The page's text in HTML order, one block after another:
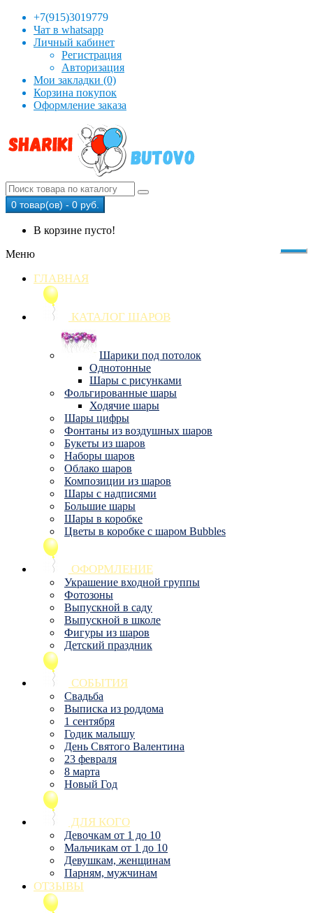
+7(915)3019779
Чат в whatsapp
Личный кабинет
Регистрация
Авторизация
Мои закладки (0)
Корзина покупок
Оформление заказа
0 товар(ов) - 0 руб.
В корзине пусто!
Меню
ГЛАВНАЯ
КАТАЛОГ ШАРОВ
Шарики под потолок
Однотонные
Шары с рисунками
Фольгированные шары
Ходячие шары
Шары цифры
Фонтаны из воздушных шаров
Букеты из шаров
Наборы шаров
Облако шаров
Композиции из шаров
Шары с надписями
Большие шары
Шары в коробке
Цветы в коробке с шаром Bubbles
ОФОРМЛЕНИЕ
Украшение входной группы
Фотозоны
Выпускной в саду
Выпускной в школе
Фигуры из шаров
Детский праздник
СОБЫТИЯ
Свадьба
Выписка из роддома
1 сентября
Годик малышу
День Святого Валентина
23 февраля
8 марта
Новый Год
ДЛЯ КОГО
Девочкам от 1 до 10
Мальчикам от 1 до 10
Девушкам, женщинам
Парням, мужчинам
ОТЗЫВЫ